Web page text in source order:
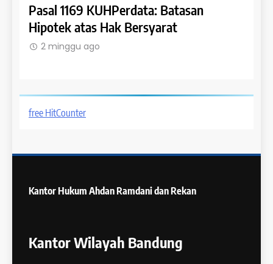
Pasal 1169 KUHPerdata: Batasan
Hipotek atas Hak Bersyarat
2 minggu ago
free HitCounter
Kantor Hukum Ahdan Ramdani dan Rekan
Kantor Wilayah Bandung